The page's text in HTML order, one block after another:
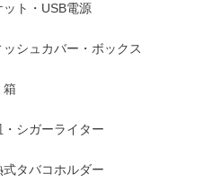
ット・USB電源
ッシュカバー・ボックス
箱
・シガーライター
式タバコホルダー